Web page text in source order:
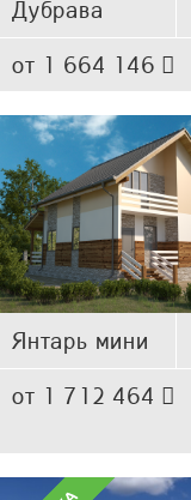
Дубрава
от 1 664 146
Янтарь мини
от 1 712 464